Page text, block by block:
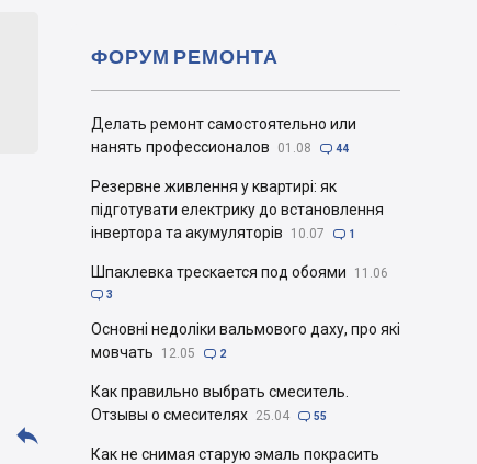

Делать ремонт самостоятельно или
нанять профессионалов
01.08  44
Резервне живлення у квартирі: як
підготувати електрику до встановлення
інвертора та акумуляторів
10.07  1
Шпаклевка трескается под обоями 11.06
 3
Основні недоліки вальмового даху, про які
мовчать
12.05  2
Как правильно выбрать смеситель.
Отзывы о смесителях 25.04  55
Как не снимая старую эмаль покрасить
ФОРУМ РЕМОНТА